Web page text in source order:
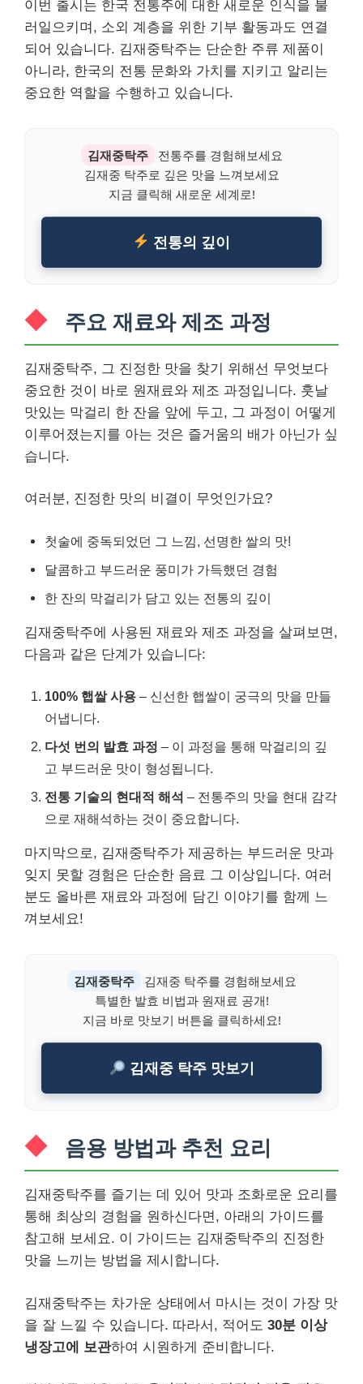
이번 출시는 한국 전통주에 대한 새로운 인식을 불
러일으키며, 소외 계층을 위한 기부 활동과도 연결
되어 있습니다. 김재중탁주는 단순한 주류 제품이
아니라, 한국의 전통 문화와 가치를 지키고 알리는
중요한 역할을 수행하고 있습니다.
김재중탁주
전통주를 경험해보세요
김재중 탁주로 깊은 맛을 느껴보세요
지금 클릭해 새로운 세계로!
전통의 깊이
주요 재료와 제조 과정
김재중탁주, 그 진정한 맛을 찾기 위해선 무엇보다
중요한 것이 바로 원재료와 제조 과정입니다. 훗날
맛있는 막걸리 한 잔을 앞에 두고, 그 과정이 어떻게
이루어졌는지를 아는 것은 즐거움의 배가 아닌가 싶
습니다.
여러분, 진정한 맛의 비결이 무엇인가요?
첫술에 중독되었던 그 느낌, 선명한 쌀의 맛!
달콤하고 부드러운 풍미가 가득했던 경험
한 잔의 막걸리가 담고 있는 전통의 깊이
김재중탁주에 사용된 재료와 제조 과정을 살펴보면,
다음과 같은 단계가 있습니다:
100% 햅쌀 사용 – 신선한 햅쌀이 궁극의 맛을 만들
어냅니다.
다섯 번의 발효 과정 – 이 과정을 통해 막걸리의 깊
고 부드러운 맛이 형성됩니다.
전통 기술의 현대적 해석 – 전통주의 맛을 현대 감각
으로 재해석하는 것이 중요합니다.
마지막으로, 김재중탁주가 제공하는 부드러운 맛과
잊지 못할 경험은 단순한 음료 그 이상입니다. 여러
분도 올바른 재료와 과정에 담긴 이야기를 함께 느
껴보세요!
김재중탁주
김재중 탁주를 경험해보세요
특별한 발효 비법과 원재료 공개!
지금 바로 맛보기 버튼을 클릭하세요!
김재중 탁주 맛보기
음용 방법과 추천 요리
김재중탁주를 즐기는 데 있어 맛과 조화로운 요리를
통해 최상의 경험을 원하신다면, 아래의 가이드를
참고해 보세요. 이 가이드는 김재중탁주의 진정한
맛을 느끼는 방법을 제시합니다.
김재중탁주는 차가운 상태에서 마시는 것이 가장 맛
을 잘 느낄 수 있습니다. 따라서, 적어도 30분 이상
냉장고에 보관하여 시원하게 준비합니다.